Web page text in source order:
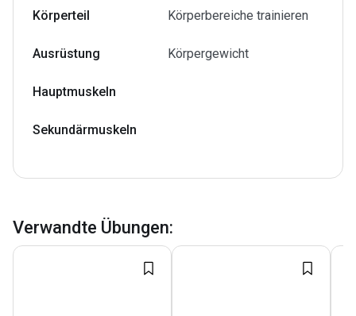
Körperteil Körperbereiche trainieren
Ausrüstung Körpergewicht
Hauptmuskeln
Sekundärmuskeln
Verwandte Übungen: